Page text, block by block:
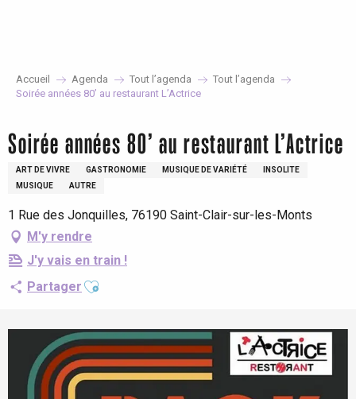
Accueil Agenda Tout l’agenda
Tout l’agenda
Soirée années 80’ au restaurant L’Actrice
Soirée années 80’ au restaurant L’Actrice
ART DE VIVRE GASTRONOMIE MUSIQUE DE VARIÉTÉ
INSOLITE
MUSIQUE
AUTRE
1 Rue des Jonquilles, 76190 Saint-Clair-sur-les-Monts
M'y rendre
J'y vais en train !
Partager Ajouter aux favoris